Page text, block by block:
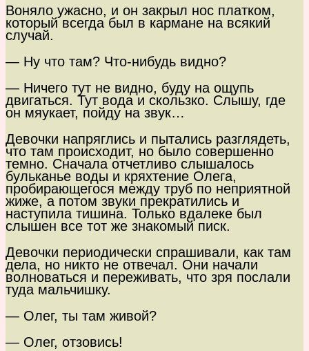
Воняло ужасно, и он закрыл нос платком,
который всегда был в кармане на всякий
случай.
— Ну что там? Что-нибудь видно?
— Ничего тут не видно, буду на ощупь
двигаться. Тут вода и скользко. Слышу, где
он мяукает, пойду на звук…
Девочки напряглись и пытались разглядеть,
что там происходит, но было совершенно
темно. Сначала отчетливо слышалось
бульканье воды и кряхтение Олега,
пробирающегося между труб по неприятной
жиже, а потом звуки прекратились и
наступила тишина. Только вдалеке был
слышен все тот же знакомый писк.
Девочки периодически спрашивали, как там
дела, но никто не отвечал. Они начали
волноваться и переживать, что зря послали
туда мальчишку.
— Олег, ты там живой?
— Олег, отзовись!